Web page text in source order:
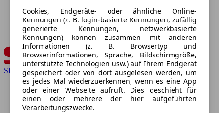
SEAT
Cookies, Endgeräte- oder ähnliche Online-
Kennungen (z. B. login-basierte Kennungen, zufällig
generierte Kennungen, netzwerkbasierte
Kennungen) können zusammen mit anderen
Informationen (z. B. Browsertyp und
Browserinformationen, Sprache, Bildschirmgröße,
unterstützte Technologien usw.) auf Ihrem Endgerät
gespeichert oder von dort ausgelesen werden, um
es jedes Mal wiederzuerkennen, wenn es eine App
oder einer Webseite aufruft. Dies geschieht für
einen oder mehrere der hier aufgeführten
Verarbeitungszwecke.